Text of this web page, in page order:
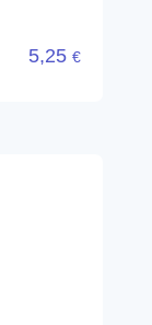
5,25 €